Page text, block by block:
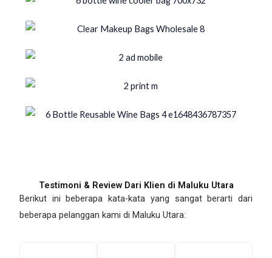
Testimoni & Review Dari Klien di Maluku Utara
Berikut ini beberapa kata-kata yang sangat berarti dari
beberapa pelanggan kami di Maluku Utara: